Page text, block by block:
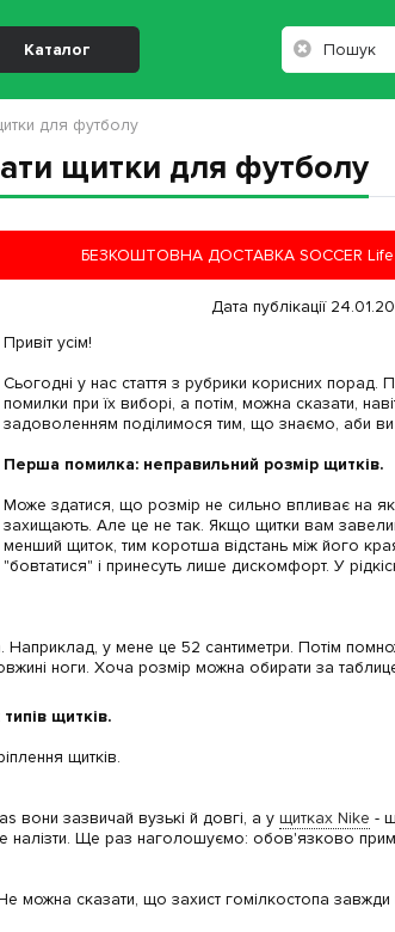
щитки для футболу
БЕЗКОШТОВНА ДОСТАВКА SOCCER
Дата публікації
Привіт усім!
Сьогодні у нас стаття з рубрики корисних
помилки при їх виборі, а потім, можна сказати,
задоволенням поділимося тим, що знаємо, аби ви
Перша помилка: неправильний розмір щитків.
Може здатися, що розмір не сильно впливає на
захищають. Але це не так. Якщо щитки вам
менший щиток, тим коротша відстань між його
"бовтатися" і принесуть лише дискомфорт. У
Наприклад, у мене це 52 сантиметри. Потім
ноги. Хоча розмір можна обирати за
щитків.
щитків.
вони зазвичай вузькі й довгі, а ущитках Nike -
налізти. Ще раз наголошуємо: обов'язково
можна сказати, що захист гомілкостопа
Каталог
для футболу